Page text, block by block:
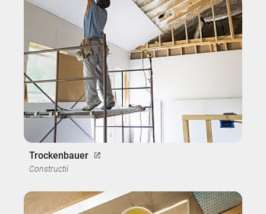
Trockenbauer
Constructii